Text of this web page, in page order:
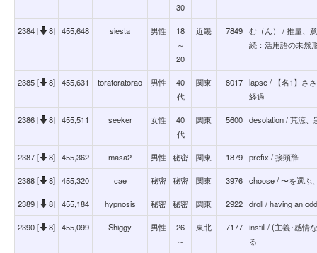
30
2384 [ 8] 455,648 siesta 男性
18
～
20
近畿 7849 む（ん） / 推量、
続：活用語の未然
2385 [ 8] 455,631 toratoratorao 男性
40
代
関東 8017 lapse / 【名1】さ
経過
2386 [ 8] 455,511 seeker 女性
40
代
関東 5600 desolation / 荒涼、
2387 [ 8] 455,362 masa2 男性 秘密 関東 1879 prefix / 接頭辞
2388 [ 8] 455,320 cae 秘密 秘密 関東 3976 choose / 〜を選ぶ
2389 [ 8] 455,184 hypnosis 秘密 秘密 関東 2922 droll / having an
2390 [ 8] 455,099 Shiggy 男性
26
～
東北 7177 instill / (主義･感情
る